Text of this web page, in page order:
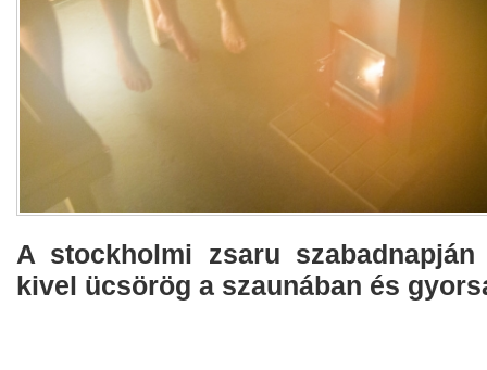
A stockholmi zsaru
kivel ücsörög a szaunában és